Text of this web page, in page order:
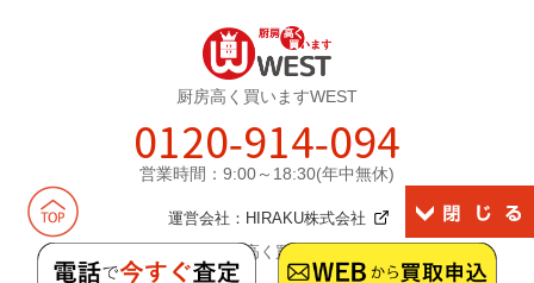
厨房高く買いますWEST
0120-914-094
営業時間：9:00～18:30(年中無休)
運営会社： HIRAKU株式会社
©2026厨房高く買いますWEST